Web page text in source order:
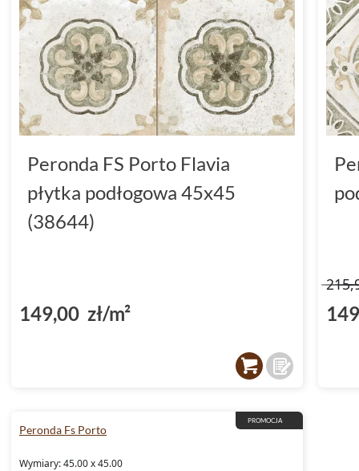
Peronda FS Porto Flavia
płytka podłogowa 45x45
(38644)
149,00 zł/m²
PROMOCJA
Peronda Fs Porto
Wymiary: 45.00 x 45.00